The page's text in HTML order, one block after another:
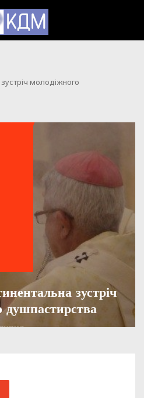
молодіжного
зустріч
душпастирства
2024 728